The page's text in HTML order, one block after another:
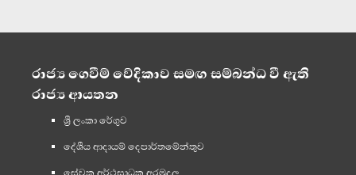
රාජ්‍ය ගෙවීම් වේදිකාව සමඟ සම්බන්ධ වී ඇති
රාජ්‍ය ආයතන
ශ්‍රී ලංකා රේගුව
දේශීය ආදායම් දෙපාර්තමේන්තුව